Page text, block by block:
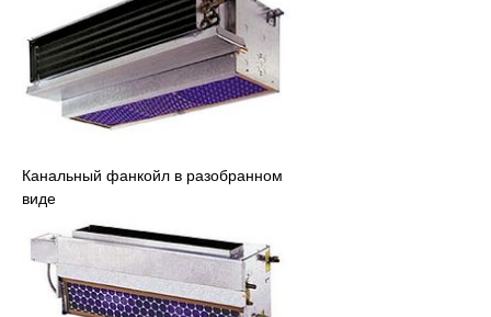
Канальный фанкойл в разобранном
виде